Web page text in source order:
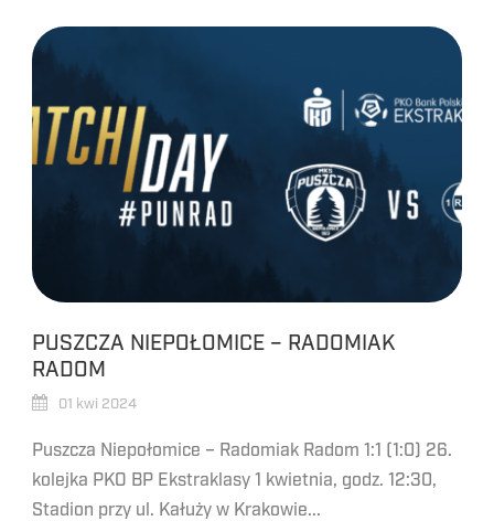
PUSZCZA NIEPOŁOMICE – RADOMIAK
RADOM
01 kwi 2024
Puszcza Niepołomice – Radomiak Radom 1:1 (1:0) 26.
kolejka PKO BP Ekstraklasy 1 kwietnia, godz. 12:30,
Stadion przy ul. Kałuży w Krakowie...